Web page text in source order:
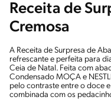
Receita de
Cremosa
A Receita de Surpresa de
refrescante e perfeita para
Ceia de Natal. Feita com
Condensado MOÇA e
pelo contraste entre o doce
combinada com os